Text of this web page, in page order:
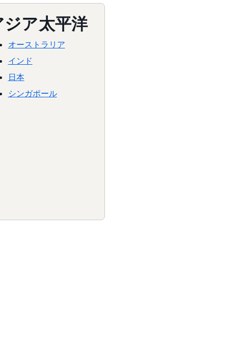
ジア太平洋
オーストラリア
インド
日本
シンガポール